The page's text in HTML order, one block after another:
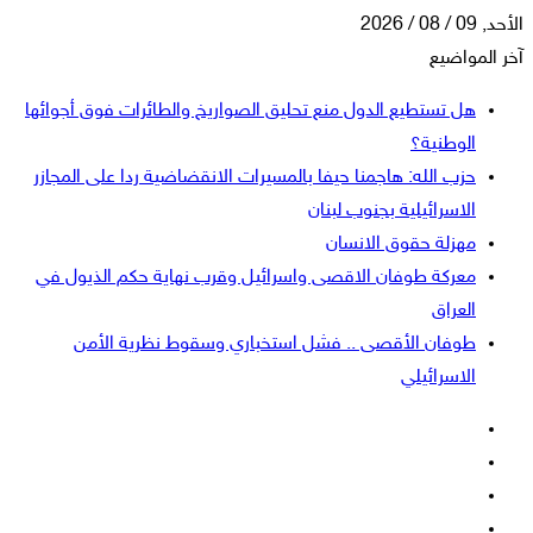
الأحد, 09 / 08 / 2026
آخر المواضيع
هل تستطيع الدول منع تحليق الصواريخ والطائرات فوق أجوائها
الوطنية؟
حزب الله: هاجمنا حيفا بالمسيرات الانقضاضية ردا على المجازر
الاسرائيلية بجنوب لبنان
مهزلة حقوق الانسان
معركة طوفان الاقصى واسرائيل وقرب نهاية حكم الذيول في
العراق
طوفان الأقصى .. فشل استخباري وسقوط نظرية الأمن
الاسرائيلي